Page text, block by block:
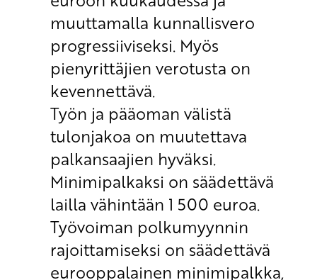
muuttamalla kunnallisvero
progressiiviseksi. Myös
pienyrittäjien verotusta on
kevennettävä.
Työn ja pääoman välistä
tulonjakoa on muutettava
palkansaajien hyväksi.
Minimipalkaksi on säädettävä
lailla vähintään 1 500 euroa.
Työvoiman polkumyynnin
rajoittamiseksi on säädettävä
eurooppalainen minimipalkka,